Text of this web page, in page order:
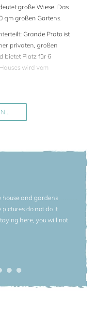
große Wiese. Das
qm großen Gartens.
Grande Prato ist
privaten, großen
bietet Platz für 6
wird vom
Die Räume sind hell,
ausgelegt. An
Prato zur
auf die apuanischen
der Garten wird
und bietet solchermaßen
Haus befindet sich ein
mit Abstechern zu
and gardens
do not do it
here, you will not